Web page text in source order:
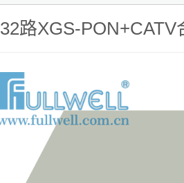
32路XGS-PON+CATV